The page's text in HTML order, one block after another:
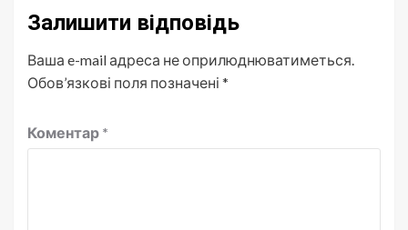
Залишити відповідь
Ваша e-mail адреса не оприлюднюватиметься.
Обов’язкові поля позначені *
Коментар *